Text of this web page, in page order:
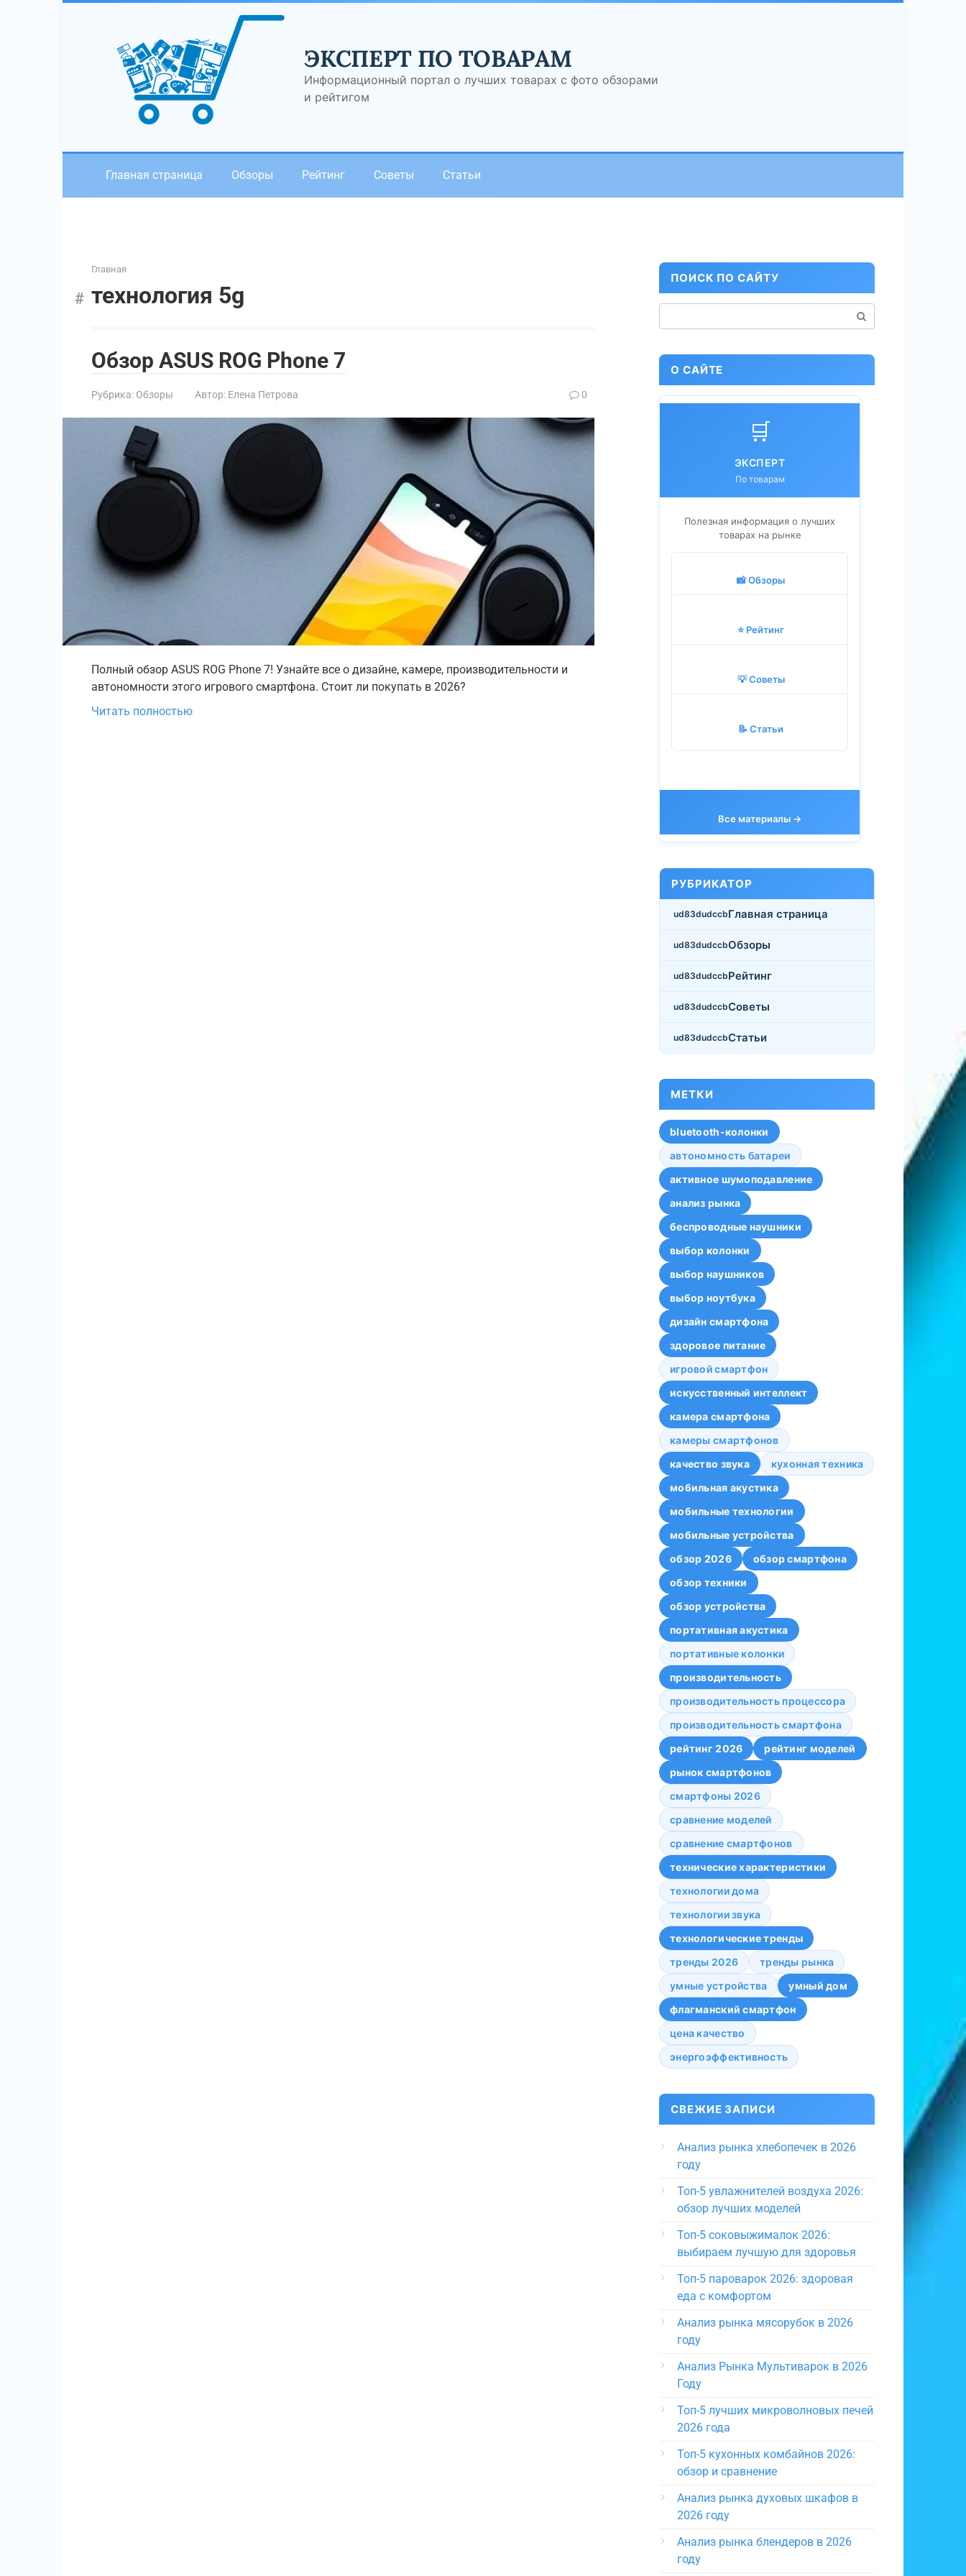
ЭКСПЕРТ ПО ТОВАРАМ
Информационный портал о лучших товарах с фото обзорами
и рейтигом
Главная страница Обзоры Рейтинг Советы Статьи
Главная
технология 5g
Обзор ASUS ROG Phone 7
Рубрика: Обзоры Автор: Елена Петрова 0
Полный обзор ASUS ROG Phone 7! Узнайте все о дизайне, камере, производительности и
автономности этого игрового смартфона. Стоит ли покупать в 2026?
Читать полностью
ПОИСК ПО САЙТУ
О САЙТЕ
🛒
ЭКСПЕРТ
По товарам
Полезная информация о лучших
товарах на рынке
📸 Обзоры
⭐ Рейтинг
💡 Советы
📝 Статьи
Все материалы →
РУБРИКАТОР
Главная страница
Обзоры
Рейтинг
Советы
Статьи
МЕТКИ
bluetooth-колонки
автономность батареи
активное шумоподавление
анализ рынка
беспроводные наушники
выбор колонки
выбор наушников
выбор ноутбука
дизайн смартфона
здоровое питание
игровой смартфон
искусственный интеллект
камера смартфона
камеры смартфонов
качество звука
кухонная техника
мобильная акустика
мобильные технологии
мобильные устройства
обзор 2026
обзор смартфона
обзор техники
обзор устройства
портативная акустика
портативные колонки
производительность
производительность процессора
производительность смартфона
рейтинг 2026
рейтинг моделей
рынок смартфонов
смартфоны 2026
сравнение моделей
сравнение смартфонов
технические характеристики
технологии дома
технологии звука
технологические тренды
тренды 2026
тренды рынка
умные устройства
умный дом
флагманский смартфон
цена качество
энергоэффективность
СВЕЖИЕ ЗАПИСИ
Анализ рынка хлебопечек в 2026
году
Топ-5 увлажнителей воздуха 2026:
обзор лучших моделей
Топ-5 соковыжималок 2026:
выбираем лучшую для здоровья
Топ-5 пароварок 2026: здоровая
еда с комфортом
Анализ рынка мясорубок в 2026
году
Анализ Рынка Мультиварок в 2026
Году
Топ-5 лучших микроволновых печей
2026 года
Топ-5 кухонных комбайнов 2026:
обзор и сравнение
Анализ рынка духовых шкафов в
2026 году
Анализ рынка блендеров в 2026
году